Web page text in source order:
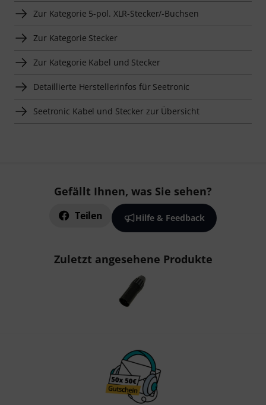
Zur Kategorie 5-pol. XLR-Stecker/-Buchsen
Zur Kategorie Stecker
Zur Kategorie Kabel und Stecker
Detaillierte Herstellerinfos für Seetronic
Seetronic Kabel und Stecker zur Übersicht
Gefällt Ihnen, was Sie sehen?
Teilen Hilfe & Feedback
Zuletzt angesehene Produkte